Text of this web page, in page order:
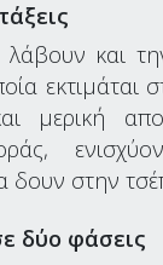
λάβουν και
εκτιμάται
μερική
στην
δύο φάσεις